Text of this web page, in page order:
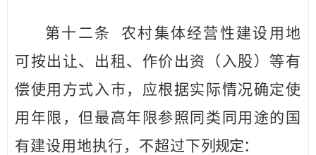
第十二条
农村集体经营性建设用地
可按出让、出租、作价出资（入股）等有
偿使用方式入市，应根据实际情况确定使
用年限，但最高年限参照同类同用途的国
有建设用地执行，不超过下列规定：